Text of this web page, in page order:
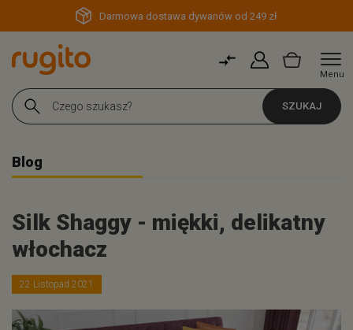
Darmowa dostawa dywanów od 249 zł
Menu
SZUKAJ
Blog
Silk Shaggy - miękki, delikatny
włochacz
22 Listopad 2021